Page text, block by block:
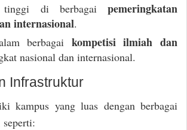
tinggi di berbagai pemeringkatan
internasional.
berbagai kompetisi ilmiah dan
nasional dan internasional.
Infrastruktur
kampus yang luas dengan berbagai